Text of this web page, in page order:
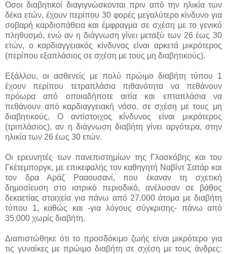
Oσοι διαβητικοί διαγιγνώσκονται πριν από την ηλικία των
δέκα ετών, έχουν περίπου 30 φορές μεγαλύτερο κίνδυνο για
σοβαρή καρδιοπάθεια και έμφραγμα σε σχέση με το γενικό
πληθυσμό, ενώ αν η διάγνωση γίνει μεταξύ των 26 έως 30
ετών, ο καρδιαγγειακός κίνδυνος είναι αρκετά μικρότερος
(περίπου εξαπλάσιος σε σχέση με τους μη διαβητικούς).
Εξάλλου, οι ασθενείς με πολύ πρώιμο διαβήτη τύπου 1
έχουν περίπου τετραπλάσια πιθανότητα να πεθάνουν
πρόωρα από οποιαδήποτε αιτία και επταπλάσια να
πεθάνουν από καρδιαγγειακή νόσο, σε σχέση με τους μη
διαβητικούς. Ο αντίστοιχος κίνδυνος είναι μικρότερος
(τριπλάσιος), αν η διάγνωση διαβήτη γίνει αργότερα, στην
ηλικία των 26 έως 30 ετών.
Οι ερευνητές των πανεπιστημίων της Γλασκόβης και του
Γκέτεμποργκ, με επικεφαλής τον καθηγητή Ναβίντ Σατάρ και
τον δρα Αράζ Ρααουσανί, που έκαναν τη σχετική
δημοσίευση στο ιατρικό περιοδικό, ανέλυσαν σε βάθος
δεκαετίας στοιχεία για πάνω από 27.000 άτομα με διαβήτη
τύπου 1, καθώς και -για λόγους σύγκρισης- πάνω από
35.000 χωρίς διαβήτη.
Διαπιστώθηκε ότι το προσδόκιμο ζωής είναι μικρότερο για
τις γυναίκες με πρώιμο διαβήτη σε σχέση με τους άνδρες: